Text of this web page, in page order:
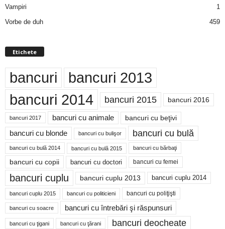
Vampiri
1
Vorbe de duh
459
Etichete
bancuri bancuri 2013
bancuri 2014 bancuri 2015 bancuri 2016
bancuri 2017 bancuri cu animale bancuri cu beţivi
bancuri cu blonde bancuri cu bulişor bancuri cu bulă
bancuri cu bulă 2014 bancuri cu bulă 2015 bancuri cu bărbaţi
bancuri cu copii bancuri cu doctori bancuri cu femei
bancuri cuplu bancuri cuplu 2013 bancuri cuplu 2014
bancuri cuplu 2015 bancuri cu politicieni bancuri cu poliţişti
bancuri cu soacre bancuri cu întrebări şi răspunsuri
bancuri cu ţigani bancuri cu ţărani bancuri deocheate